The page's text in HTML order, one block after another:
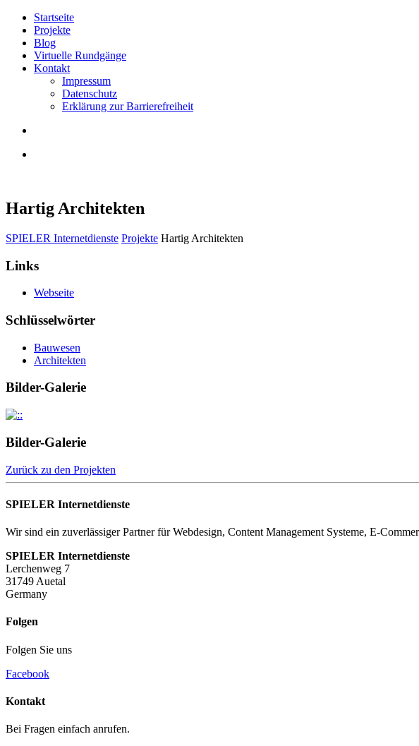
Startseite
Projekte
Blog
Virtuelle Rundgänge
Kontakt
Impressum
Datenschutz
Erklärung zur Barrierefreiheit
Hartig Architekten
SPIELER Internetdienste Projekte Hartig Architekten
Links
Webseite
Schlüsselwörter
Bauwesen
Architekten
Bilder-Galerie
Bilder-Galerie
Zurück zu den Projekten
SPIELER Internetdienste
Wir sind ein zuverlässiger Partner für Webdesign, Content Management Systeme, E-
SPIELER Internetdienste
Lerchenweg 7
31749 Auetal
Germany
Folgen
Folgen Sie uns
Facebook
Kontakt
Bei Fragen einfach anrufen.